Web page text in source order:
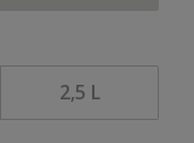
2,5 L